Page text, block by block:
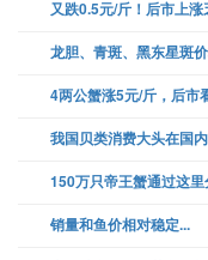
又跌0.5元/斤！后市上
龙胆、青斑、黑东星斑
4两公蟹涨5元/斤，后市
我国贝类消费大头在国
销量和鱼价相对稳定...